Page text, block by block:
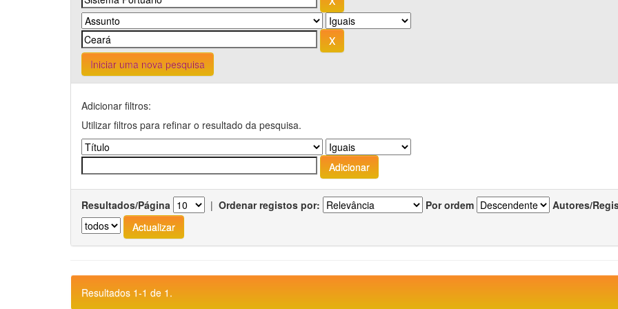
Iniciar uma nova pesquisa
Adicionar filtros:
Utilizar filtros para refinar o resultado da pesquisa.
Resultados/Página | Ordenar registos por: Por ordem Autores/
Resultados 1-1 de 1.